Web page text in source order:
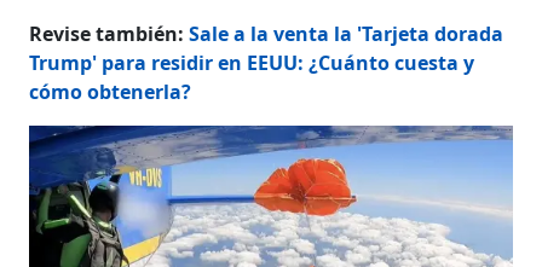
Revise también:Sale a la venta la 'Tarjeta dorada
Trump' para residir en EEUU: ¿Cuánto cuesta y
cómo obtenerla?